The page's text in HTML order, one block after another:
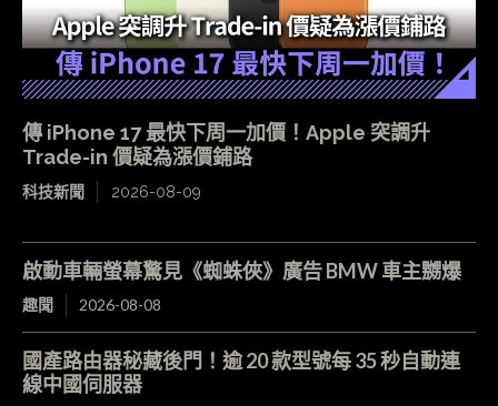
傳 iPhone 17 最快下周一加價！Apple 突調升
Trade-in 價疑為漲價鋪路
科技新聞 2026-08-09
啟動車輛螢幕驚見《蜘蛛俠》廣告 BMW 車主嬲爆
趣聞 2026-08-08
國產路由器秘藏後門！逾 20 款型號每 35 秒自動連
線中國伺服器